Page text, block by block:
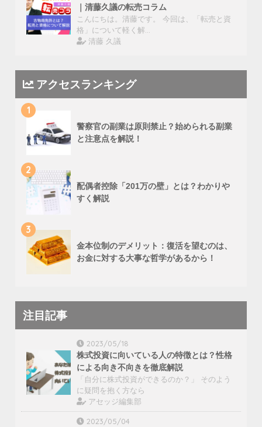
｜清藤久議の転売コラム
こんにちは。清藤です。 今回は、「転売と資
格」について軽く解…
清藤 久議
アクセスランキング
1
警察官の副業は原則禁止？始められる副業
と注意点を解説！
2
配偶者控除「201万の壁」とは？わかりや
すく解説
3
金本位制のデメリット：復活を望むのは、
お金に対する大事な哲学があるから！
注目記事
2023/05/18
株式投資に向いている人の特徴とは？性格
による向き不向きを徹底解説
「自分に株式投資ができるのか？」 そのよう
に疑問を抱く方なら
アセッジ編集部
2023/05/04